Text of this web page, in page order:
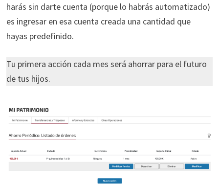
harás sin darte cuenta (porque lo habrás automatizado)
es ingresar en esa cuenta creada una cantidad que
hayas predefinido.
Tu primera acción cada mes será ahorrar para el futuro
de tus hijos.